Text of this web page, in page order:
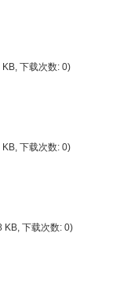
下载次数: 0)
下载次数: 0)
KB, 下载次数: 0)